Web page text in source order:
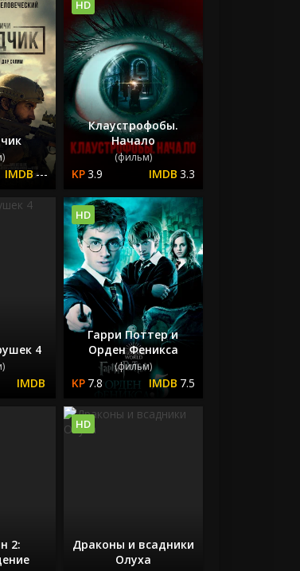
---
Клаустрофобы.
Начало
(фильм)
3.9 3.3
HD
4
Гарри Поттер и
Орден Феникса
(фильм)
7.8 7.5
HD
2:
Драконы и всадники
Олуха
HD